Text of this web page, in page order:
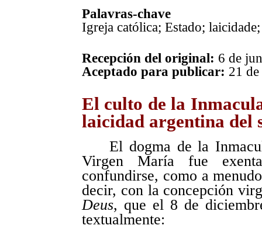
Palavras-chave
Igreja católica; Estado;
Recepción del original: 6 de
Aceptado para publicar: 21
El culto de la
laicidad argentina del
El dogma de la
Virgen María fue
confundirse, como a
decir, con la concepción
Deus, que el 8 de
textualmente: